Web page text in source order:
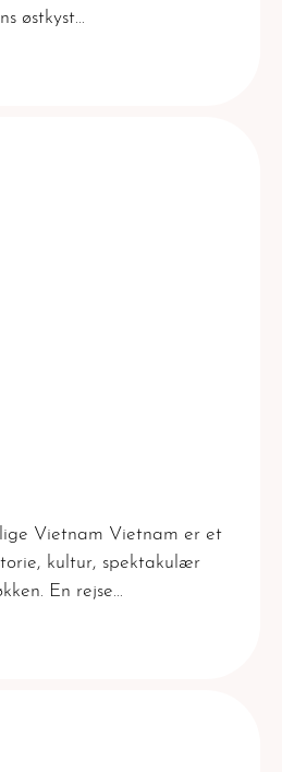
østkyst…
Vietnam Vietnam er et
kultur, spektakulær
En rejse…